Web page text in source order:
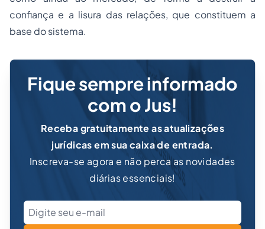
confiança e a lisura das relações, que constituem a
base do sistema.
Fique sempre informado
com o Jus!
Receba gratuitamente as atualizações
jurídicas em sua caixa de entrada.
Inscreva-se agora e não perca as novidades
diárias essenciais!